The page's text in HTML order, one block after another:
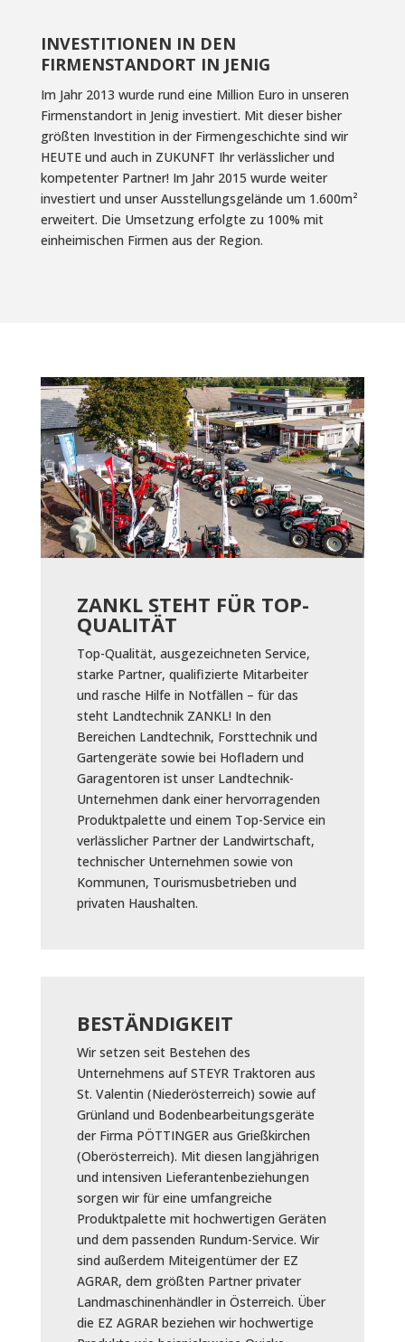
INVESTITIONEN IN DEN
FIRMENSTANDORT IN JENIG
Im Jahr 2013 wurde rund eine Million Euro in unseren
Firmenstandort in Jenig investiert. Mit dieser bisher
größten Investition in der Firmengeschichte sind wir
HEUTE und auch in ZUKUNFT Ihr verlässlicher und
kompetenter Partner! Im Jahr 2015 wurde weiter
investiert und unser Ausstellungsgelände um 1.600m²
erweitert. Die Umsetzung erfolgte zu 100% mit
einheimischen Firmen aus der Region.
ZANKL STEHT FÜR TOP-
QUALITÄT
Top-Qualität, ausgezeichneten Service,
starke Partner, qualifizierte Mitarbeiter
und rasche Hilfe in Notfällen – für das
steht Landtechnik ZANKL! In den
Bereichen Landtechnik, Forsttechnik und
Gartengeräte sowie bei Hofladern und
Garagentoren ist unser Landtechnik-
Unternehmen dank einer hervorragenden
Produktpalette und einem Top-Service ein
verlässlicher Partner der Landwirtschaft,
technischer Unternehmen sowie von
Kommunen, Tourismusbetrieben und
privaten Haushalten.
BESTÄNDIGKEIT
Wir setzen seit Bestehen des
Unternehmens auf STEYR Traktoren aus
St. Valentin (Niederösterreich) sowie auf
Grünland und Bodenbearbeitungsgeräte
der Firma PÖTTINGER aus Grießkirchen
(Oberösterreich). Mit diesen langjährigen
und intensiven Lieferantenbeziehungen
sorgen wir für eine umfangreiche
Produktpalette mit hochwertigen Geräten
und dem passenden Rundum-Service. Wir
sind außerdem Miteigentümer der EZ
AGRAR, dem größten Partner privater
Landmaschinenhändler in Österreich. Über
die EZ AGRAR beziehen wir hochwertige